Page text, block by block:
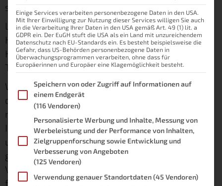
sorgt für viele Daten.
Laut Bundesnetzagentur verbraucht ein
Haushalt im Monat 22 GB Datenvolumen.*
Hierbei ist nicht das Volumen der Deutschen
Telekom für deren IPTV eingerechnet.
Was soll man dazu sagen? Heute haben wir
das Jahr 2016 und die Datenmenge dürfte
rasant angestiegen sein.
Ich komme im Monat daheim nahezu nie mit
unter 100 GB pro Monat zurecht. Es wird
gestreamt (Musik und Video), gesurft, per
Videochat geredet, … Die Leitung glüht
förmlich.
Einige Services verarbeiten personenbezogene Daten in den USA.
Mit Ihrer Einwilligung zur Nutzung dieser Services willigen Sie auch
in die Verarbeitung Ihrer Daten in den USA gemäß Art. 49 (1) lit. a
GDPR ein. Der EuGH stuft die USA als ein Land mit unzureichendem
Datenschutz nach EU-Standards ein. Es besteht beispielsweise die
Gefahr, dass US-Behörden personenbezogene Daten in
Überwachungsprogrammen verarbeiten, ohne dass für
Europäerinnen und Europäer eine Klagemöglichkeit besteht.
Im Folgenden finden Sie eine Liste der Zwecke des IAB
Speichern von oder Zugriff auf Informationen auf
einem Endgerät
(116 Vendoren)
Personalisierte Werbung und Inhalte, Messung von
Werbeleistung und der Performance von Inhalten,
Zielgruppenforschung sowie Entwicklung und
Verbesserung von Angeboten
(125 Vendoren)
Verwendung genauer Standortdaten(45 Vendoren)